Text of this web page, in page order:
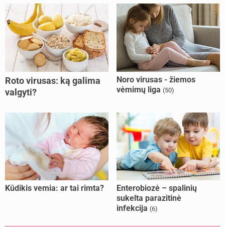
Roto virusas: ką galima
valgyti?
Noro virusas - žiemos
vėmimų liga (50)
Kūdikis vemia: ar tai rimta?
Enterobiozė – spalinių
sukelta parazitinė
infekcija (6)